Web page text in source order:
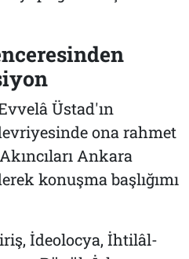
Üstad'ın
ona rahmet
Ankara
konuşma başlığımı
İdeolocya, İhtilâl-